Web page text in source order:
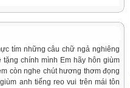
tím những câu chữ ngả nghiêng
chính mình Em hãy hôn giùm
còn nghe chút hương thơm đọng
anh tiếng reo vui trên mái tôn